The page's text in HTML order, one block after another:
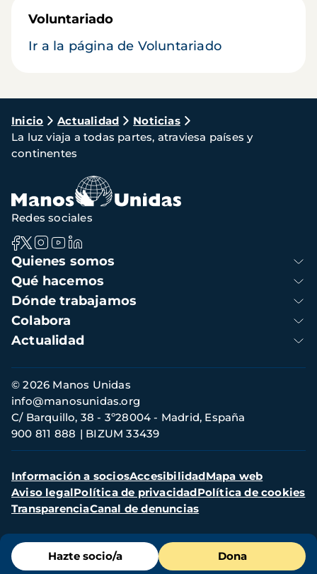
Voluntariado
Ir a la página de Voluntariado
Ruta
de
navegación
Inicio Actualidad
Noticias
La luz viaja a todas partes, atraviesa países y
continentes
Menú
de
Hazte socio/a Dona
Navegación
principal
Quienes somos
Qué hacemos
Dónde trabajamos
Colabora
Actualidad
Redes sociales
Información
de
contacto
© 2026 Manos Unidas
C/ Barquillo, 38 - 3º28004 - Madrid, España
900 811 888
BIZUM 33439
info@manosunidas.org
Menú
secundario
Información a sociosAccesibilidadMapa web
Aviso legalPolítica de privacidadPolítica de cookies
TransparenciaCanal de denuncias